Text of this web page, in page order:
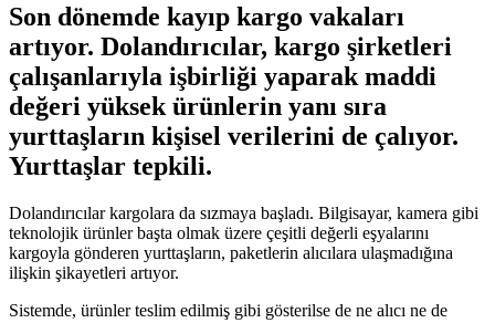
Son dönemde kayıp kargo vakaları
artıyor. Dolandırıcılar, kargo şirketleri
çalışanlarıyla işbirliği yaparak maddi
değeri yüksek ürünlerin yanı sıra
yurttaşların kişisel verilerini de çalıyor.
Yurttaşlar tepkili.
Dolandırıcılar kargolara da sızmaya başladı. Bilgisayar, kamera gibi
teknolojik ürünler başta olmak üzere çeşitli değerli eşyalarını
kargoyla gönderen yurttaşların, paketlerin alıcılara ulaşmadığına
ilişkin şikayetleri artıyor.
Sistemde, ürünler teslim edilmiş gibi gösterilse de ne alıcı ne de